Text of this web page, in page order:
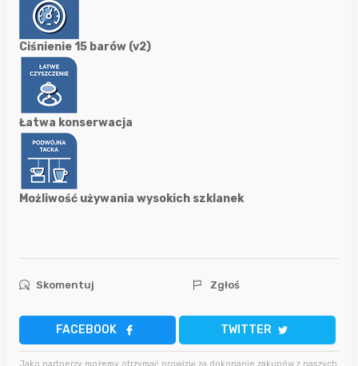
Ciśnienie 15 barów (v2)
Łatwa konserwacja
Możliwość używania wysokich szklanek
Skomentuj Zgłoś
FACEBOOK TWITTER
Jako partnerzy możemy otrzymać prowizję za dokonanie zakupów z naszych